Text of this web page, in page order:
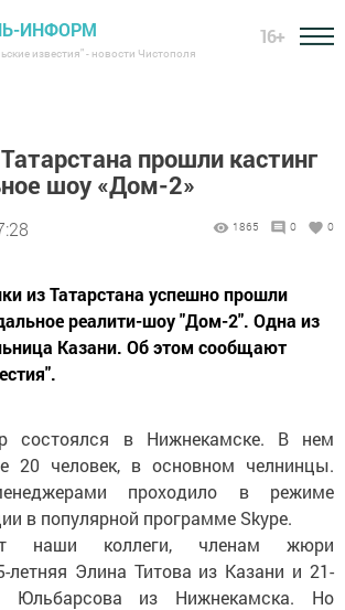
ИНФОРМ
известия" - новости Чистополя
16+
прошли кастинг
шоу «Дом-2»
1865 0 0
из Татарстана успешно прошли
реалити-шоу "Дом-2". Одна из
Казани. Об этом сообщают
состоялся в Нижнекамске. В нем
20 человек, в основном челнинцы.
проходило в режиме
в популярной программе Skype.
наши коллеги, членам жюри
летняя Элина Титова из Казани и 21-
Юльбарсова из Нижнекамска. Но